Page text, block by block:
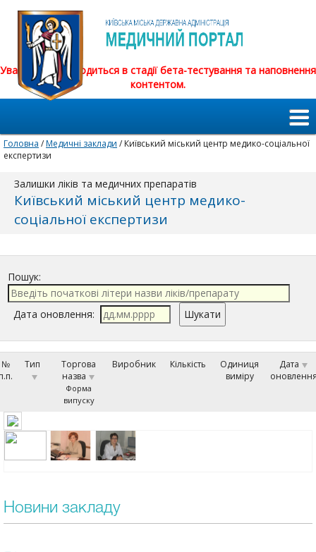
Увага! Сайт знаходиться в стадії бета-тестування та наповнення
контентом.
Головна /Медичні заклади / Київський міський центр медико-соціальної
експертизи
Залишки ліків та медичних препаратів
Київський міський центр медико-
соціальної експертизи
Пошук:
Дата оновлення:
№
Тип
Торгова
назва
Форма
випуску
Виробник Кількість
Одиниця
виміру
Дата
Новини закладу